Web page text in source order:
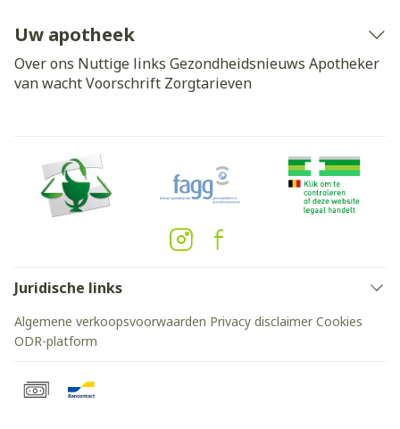
Uw apotheek
Over ons Nuttige links Gezondheidsnieuws Apotheker
van wachtVoorschrift Zorgtarieven
Juridische links
Algemene verkoopsvoorwaarden Privacy disclaimer Cookies
ODR-platform